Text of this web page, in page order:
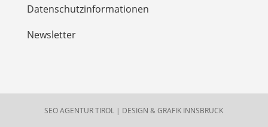
Datenschutzinformationen
Newsletter
SEO AGENTUR TIROL | DESIGN & GRAFIK INNSBRUCK